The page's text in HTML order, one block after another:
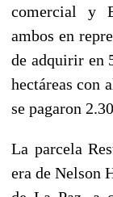
comercial y
ambos en
de adquirir en
hectáreas con
se pagaron
La parcela
era de Nelson